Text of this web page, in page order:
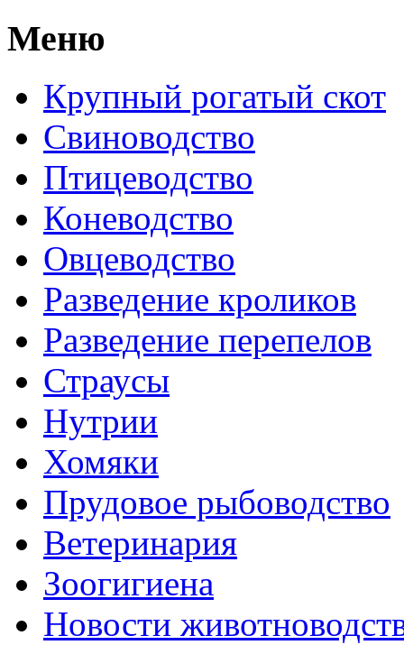
Меню
Крупный рогатый скот
Свиноводство
Птицеводство
Коневодство
Овцеводство
Разведение кроликов
Разведение перепелов
Страусы
Нутрии
Хомяки
Прудовое рыбоводство
Ветеринария
Зоогигиена
Новости